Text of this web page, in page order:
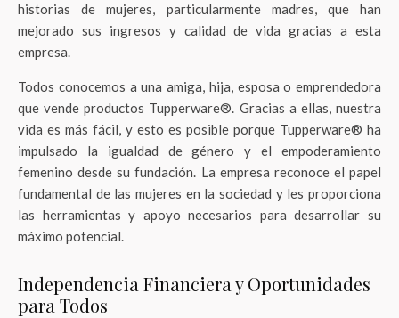
historias de mujeres, particularmente madres, que han
mejorado sus ingresos y calidad de vida gracias a esta
empresa.
Todos conocemos a una amiga, hija, esposa o emprendedora
que vende productos Tupperware®. Gracias a ellas, nuestra
vida es más fácil, y esto es posible porque Tupperware® ha
impulsado la igualdad de género y el empoderamiento
femenino desde su fundación. La empresa reconoce el papel
fundamental de las mujeres en la sociedad y les proporciona
las herramientas y apoyo necesarios para desarrollar su
máximo potencial.
Independencia Financiera y Oportunidades
para Todos